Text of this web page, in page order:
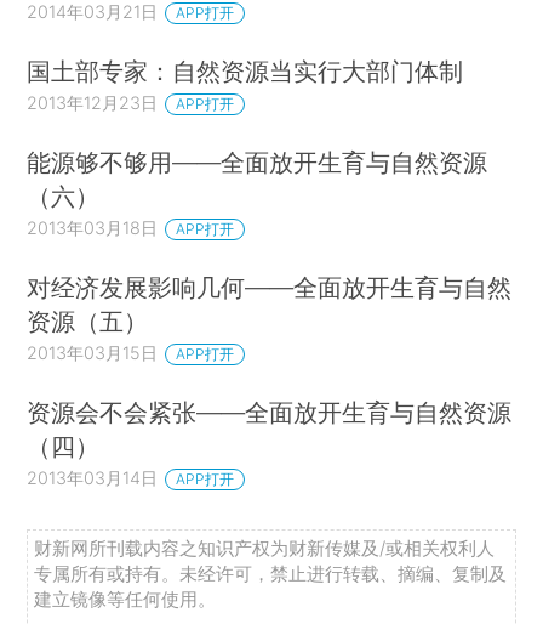
2014年03月21日 APP打开
国土部专家：自然资源当实行大部门体制
2013年12月23日 APP打开
能源够不够用——全面放开生育与自然资源
（六）
2013年03月18日 APP打开
对经济发展影响几何——全面放开生育与自然
资源（五）
2013年03月15日 APP打开
资源会不会紧张——全面放开生育与自然资源
（四）
2013年03月14日 APP打开
财新网所刊载内容之知识产权为财新传媒及/或相关权利人
专属所有或持有。未经许可，禁止进行转载、摘编、复制及
建立镜像等任何使用。